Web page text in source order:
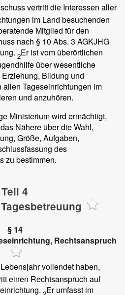
vertritt die Interessen aller
im Land besuchenden
Mitglied für den
nach § 10 Abs. 3 AGKJHG
2Er ist vom überörtlichen
über wesentliche
Bildung und
Tageseinrichtungen im
und anzuhören.
Ministerium wird ermächtigt,
Nähere über die Wahl,
Größe, Aufgaben,
des
zu bestimmen.
Teil 4
§ 14
Rechtsanspruch
vollendet haben,
einen Rechtsanspruch auf
Er umfasst im